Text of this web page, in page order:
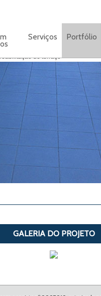
Serviços Portfólio
reabilitação de terraço
GALERIA DO PROJETO